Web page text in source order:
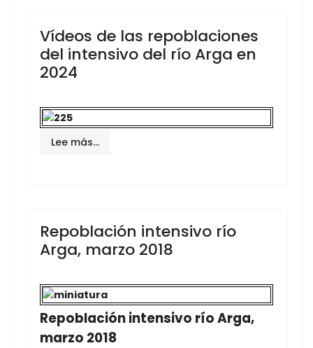
Vídeos de las repoblaciones
del intensivo del río Arga en
2024
Lee más…
Repoblación intensivo río
Arga, marzo 2018
Repoblación intensivo río Arga,
marzo 2018